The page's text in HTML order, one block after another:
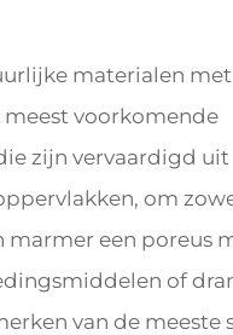
materialen met
meest voorkomende
zijn vervaardigd uit
om
marmer een poreus
of
van de meeste